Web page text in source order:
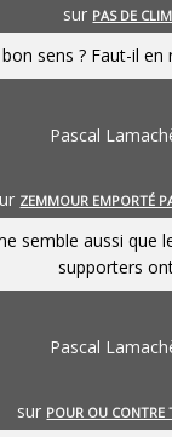
sur PAS DE
sens ? Faut-il en
Pascal
ZEMMOUR EMPORTÉ
semble aussi que
supporters
Pascal
sur POUR OU CONTRE